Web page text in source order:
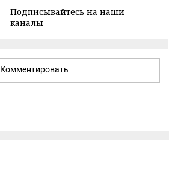
Подписывайтесь на наши
каналы
Комментировать